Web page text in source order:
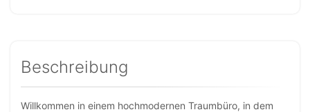
Beschreibung
Willkommen in einem hochmodernen Traumbüro, in dem